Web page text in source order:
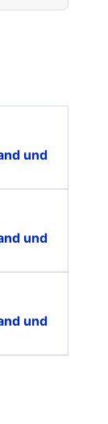
und
und
und